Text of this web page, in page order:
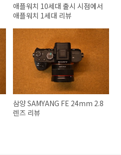
애플워치 10세대 출시 시점에서
애플워치 1세대 리뷰
삼양 SAMYANG FE 24mm 2.8
렌즈 리뷰